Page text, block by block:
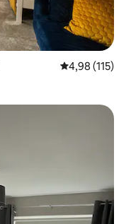
Évaluation
4,98 (115)